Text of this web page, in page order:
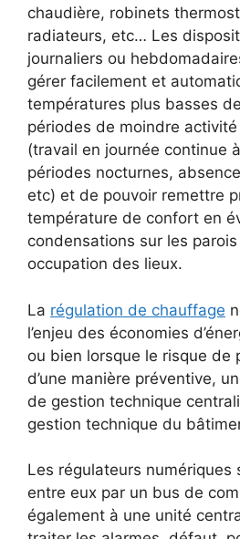
chaudière, robinets
radiateurs, etc… Les
journaliers ou
gérer facilement et
températures plus basses
périodes de moindre
(travail en journée continue à
périodes nocturnes,
etc) et de pouvoir remettre
température de confort en
condensations sur les
occupation des lieux.
La régulation de chauffage
l’enjeu des économies
ou bien lorsque le risque de
d’une manière préventive,
de gestion technique
gestion technique du
Les régulateurs numériques
entre eux par un bus de
également à une unité